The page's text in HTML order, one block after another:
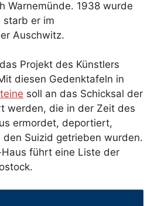
Warnemünde. 1938 wurde
starb er im
Auschwitz.
Projekt des Künstlers
diesen Gedenktafeln in
soll an das Schicksal der
werden, die in der Zeit des
ermordet, deportiert,
Suizid getrieben wurden.
führt eine Liste der